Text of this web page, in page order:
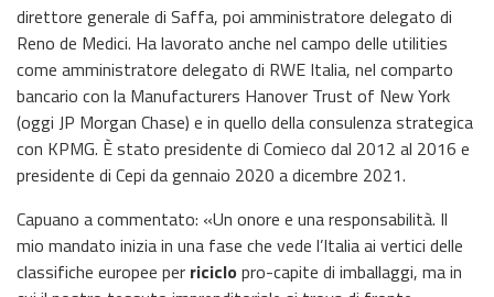
direttore generale di Saffa, poi amministratore delegato di
Reno de Medici. Ha lavorato anche nel campo delle utilities
come amministratore delegato di RWE Italia, nel comparto
bancario con la Manufacturers Hanover Trust of New York
(oggi JP Morgan Chase) e in quello della consulenza strategica
con KPMG. È stato presidente di Comieco dal 2012 al 2016 e
presidente di Cepi da gennaio 2020 a dicembre 2021.
Capuano a commentato: «Un onore e una responsabilità. Il
mio mandato inizia in una fase che vede l’Italia ai vertici delle
classifiche europee per riciclo pro-capite di imballaggi, ma in